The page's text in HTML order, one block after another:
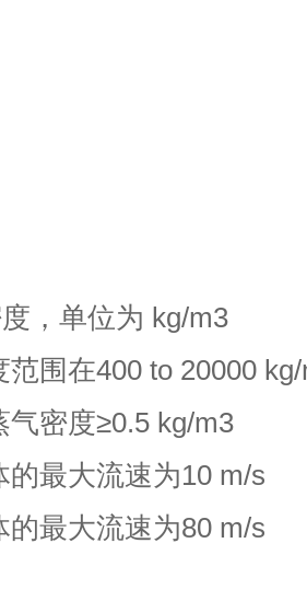
，单位为 kg/m3
围在400 to 20000
密度≥0.5 kg/m3
最大流速为10 m/s
最大流速为80 m/s